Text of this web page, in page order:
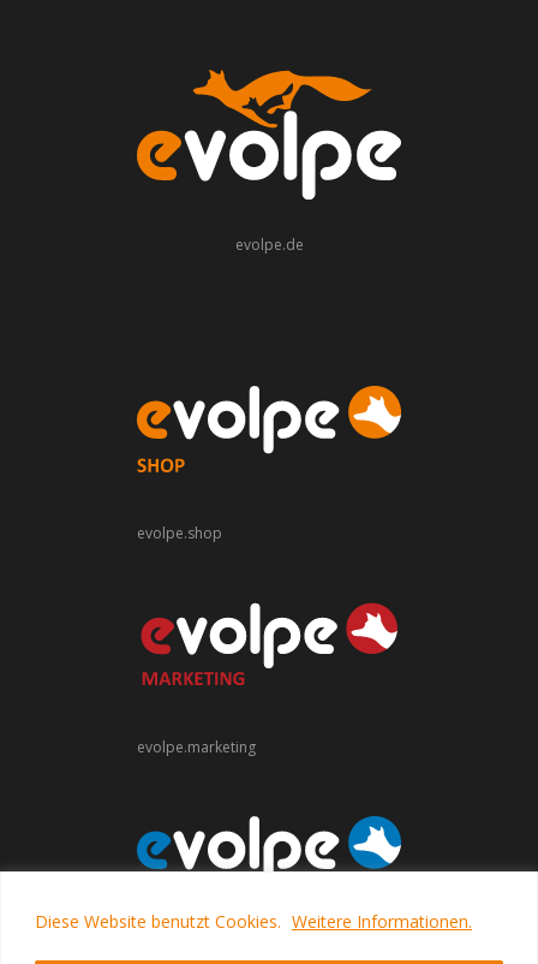
Diese Website benutzt Cookies. Weitere Informationen.
evolpe.de
evolpe.shop
evolpe.marketing